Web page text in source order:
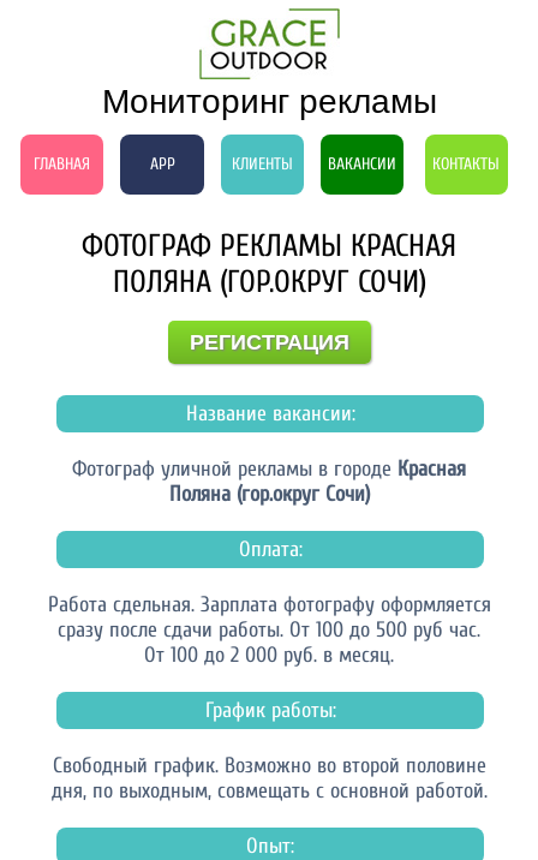
Мониторинг рекламы
ГЛАВНАЯ APP КЛИЕНТЫ ВАКАНСИИ КОНТАКТЫ
ФОТОГРАФ РЕКЛАМЫ КРАСНАЯ
ПОЛЯНА (ГОР.ОКРУГ СОЧИ)
РЕГИСТРАЦИЯ
Название вакансии:
Фотограф уличной рекламы в городе Красная
Поляна (гор.округ Сочи)
Оплата:
Работа сдельная. Зарплата фотографу оформляется
сразу после сдачи работы. От 100 до 500 руб час.
От 100 до 2 000 руб. в месяц.
График работы:
Свободный график. Возможно во второй половине
дня, по выходным, совмещать с основной работой.
Опыт: